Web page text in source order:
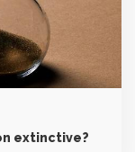
extinctive?